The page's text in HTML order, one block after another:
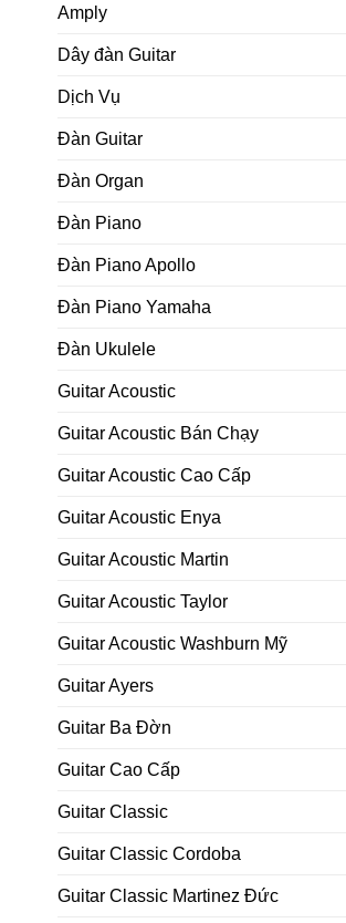
Amply
Dây đàn Guitar
Dịch Vụ
Đàn Guitar
Đàn Organ
Đàn Piano
Đàn Piano Apollo
Đàn Piano Yamaha
Đàn Ukulele
Guitar Acoustic
Guitar Acoustic Bán Chạy
Guitar Acoustic Cao Cấp
Guitar Acoustic Enya
Guitar Acoustic Martin
Guitar Acoustic Taylor
Guitar Acoustic Washburn Mỹ
Guitar Ayers
Guitar Ba Đờn
Guitar Cao Cấp
Guitar Classic
Guitar Classic Cordoba
Guitar Classic Martinez Đức